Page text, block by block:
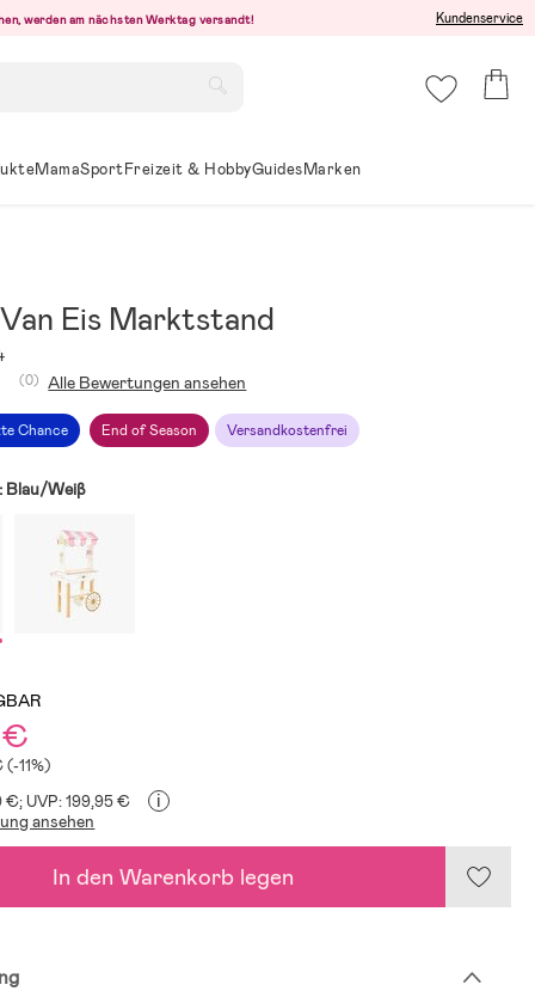
werden am nächsten Werktag versandt! Kundenservice
MamaSportFreizeit & HobbyGuidesMarken
Eis Marktstand
Chance End of Season Versandkostenfrei
(0) Alle Bewertungen ansehen
Blau/Weiβ
€
(-11%)
€; UVP: 199,95 € i
ansehen
In den Warenkorb legen